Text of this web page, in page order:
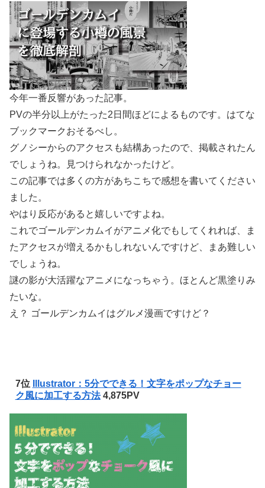
今年一番反響があった記事。
PVの半分以上がたった2日間ほどによるものです。はてな
ブックマークおそるべし。
グノシーからのアクセスも結構あったので、掲載されたん
でしょうね。見つけられなかったけど。
この記事では多くの方があちこちで感想を書いてください
ました。
やはり反応があると嬉しいですよね。
これでゴールデンカムイがアニメ化でもしてくれれば、ま
たアクセスが増えるかもしれないんですけど、まあ難しい
でしょうね。
謎の影が大活躍なアニメになっちゃう。ほとんど黒塗りみ
たいな。
え？ ゴールデンカムイはグルメ漫画ですけど？
7位
Illustrator：5分でできる！文字をポップなチョー
ク風に加工する方法4,875PV